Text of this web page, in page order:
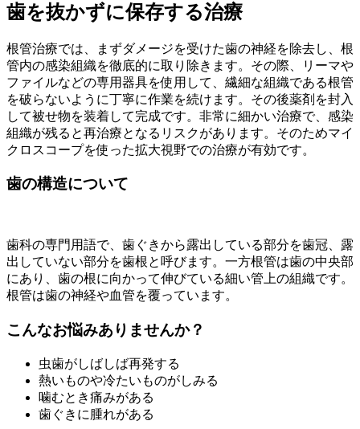
歯を抜かずに保存する治療
根管治療では、まずダメージを受けた歯の神経を除去し、根
管内の感染組織を徹底的に取り除きます。その際、リーマや
ファイルなどの専用器具を使用して、繊細な組織である根管
を破らないように丁寧に作業を続けます。その後薬剤を封入
して被せ物を装着して完成です。非常に細かい治療で、感染
組織が残ると再治療となるリスクがあります。そのためマイ
クロスコープを使った拡大視野での治療が有効です。
歯の構造について
歯科の専門用語で、歯ぐきから露出している部分を歯冠、露
出していない部分を歯根と呼びます。一方根管は歯の中央部
にあり、歯の根に向かって伸びている細い管上の組織です。
根管は歯の神経や血管を覆っています。
こんなお悩みありませんか？
虫歯がしばしば再発する
熱いものや冷たいものがしみる
噛むとき痛みがある
歯ぐきに腫れがある